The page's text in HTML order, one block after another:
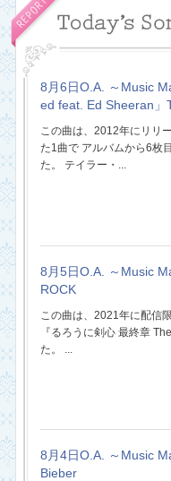
8月6日O.A. ～Music
ed feat. Ed Sheeran」
この曲は、2012年にリリ
た1曲で アルバムから6枚
た。 テイラー・...
8月5日O.A. ～Music
ROCK
この曲は、2021年に配信
『るろうに剣心 最終章
た。 ...
8月4日O.A. ～Music
Bieber